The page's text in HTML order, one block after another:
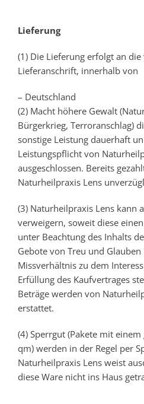
Lieferung
(1) Die Lieferung erfolgt an
Lieferanschrift, innerhalb von
– Deutschland
(2) Macht höhere Gewalt
Bürgerkrieg, Terroranschlag)
sonstige Leistung dauerhaft
Leistungspflicht von
ausgeschlossen. Bereits
Naturheilpraxis Lens
(3) Naturheilpraxis Lens kann
verweigern, soweit diese
unter Beachtung des Inhalts
Gebote von Treu und
Missverhältnis zu dem
Erfüllung des Kaufvertrages
Beträge werden von
erstattet.
(4) Sperrgut (Pakete mit
qm) werden in der Regel per
Naturheilpraxis Lens weist
diese Ware nicht ins Haus